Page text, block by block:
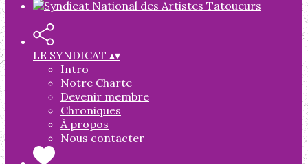
LE SYNDICAT ▴▾
Intro
Notre Charte
Devenir membre
Chroniques
À propos
Nous contacter